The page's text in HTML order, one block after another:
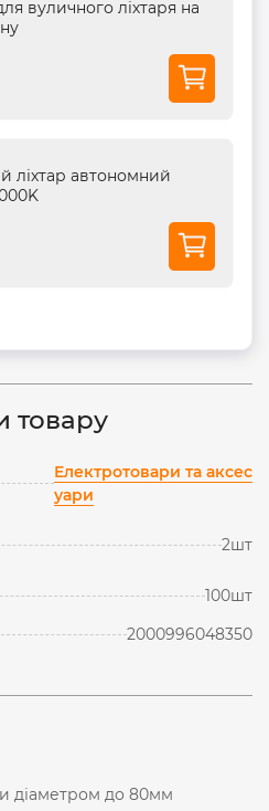
вуличного ліхтаря на
ліхтар автономний
товару
Електротовари та аксес
уари
2шт
100шт
2000996048350
діаметром до 80мм